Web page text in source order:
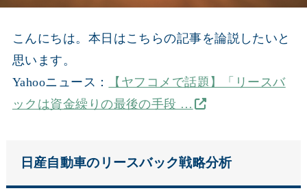
こんにちは。本日はこちらの記事を論説したいと
思います。
Yahooニュース：
【ヤフコメで話題】「リースバ
ックは資金繰りの最後の手段 …
日産自動車のリースバック戦略分析